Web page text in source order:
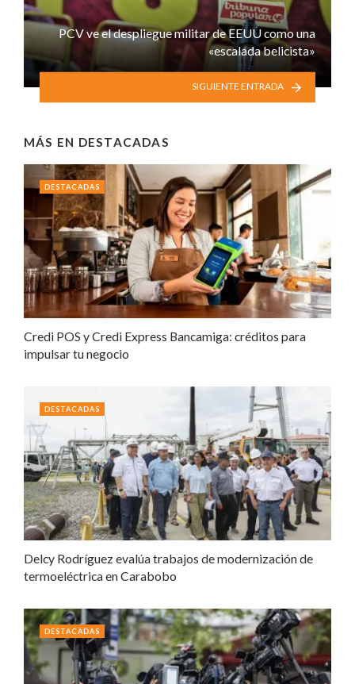
PCV ve el despliegue militar de EEUU como una
«escalada belicista»
SIGUIENTE ENTRADA
MÁS EN DESTACADAS
Credi POS y Credi Express Bancamiga: créditos para
impulsar tu negocio
DESTACADAS
Delcy Rodríguez evalúa trabajos de modernización de
termoeléctrica en Carabobo
DESTACADAS
DESTACADAS